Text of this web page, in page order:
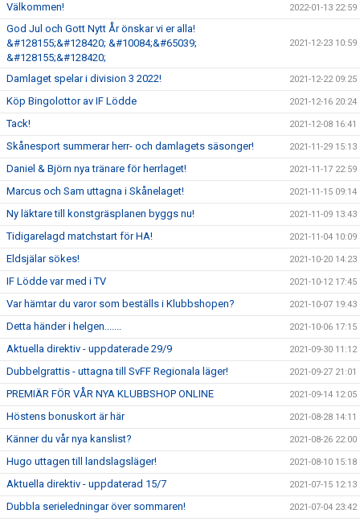
Välkommen! 2022-01-13 22:59
God Jul och Gott Nytt År önskar vi er alla!
&#128155;&#128420; &#10084;&#65039;
&#128155;&#128420;
2021-12-23 10:59
Damlaget spelar i division 3 2022! 2021-12-22 09:25
Köp Bingolottor av IF Lödde 2021-12-16 20:24
Tack! 2021-12-08 16:41
Skånesport summerar herr- och damlagets säsonger! 2021-11-29 15:13
Daniel & Björn nya tränare för herrlaget! 2021-11-17 22:59
Marcus och Sam uttagna i Skånelaget! 2021-11-15 09:14
Ny läktare till konstgräsplanen byggs nu! 2021-11-09 13:43
Tidigarelagd matchstart för HA! 2021-11-04 10:09
Eldsjälar sökes! 2021-10-20 14:23
IF Lödde var med i TV 2021-10-12 17:45
Var hämtar du varor som beställs i Klubbshopen? 2021-10-07 19:43
Detta händer i helgen....... 2021-10-06 17:15
Aktuella direktiv - uppdaterade 29/9 2021-09-30 11:12
Dubbelgrattis - uttagna till SvFF Regionala läger! 2021-09-27 21:01
PREMIÄR FÖR VÅR NYA KLUBBSHOP ONLINE 2021-09-14 12:05
Höstens bonuskort är här 2021-08-28 14:11
Känner du vår nya kanslist? 2021-08-26 22:00
Hugo uttagen till landslagsläger! 2021-08-10 15:18
Aktuella direktiv - uppdaterad 15/7 2021-07-15 12:13
Dubbla serieledningar över sommaren! 2021-07-04 23:42